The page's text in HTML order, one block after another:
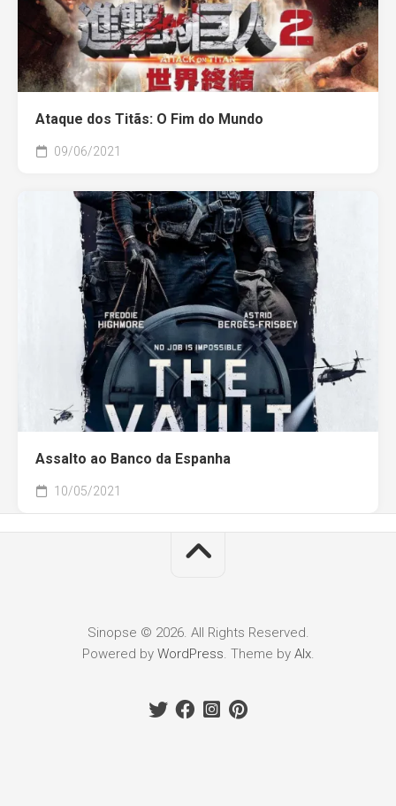
Ataque dos Titãs: O Fim do Mundo
09/06/2021
Assalto ao Banco da Espanha
10/05/2021
Sinopse © 2026. All Rights Reserved.
Powered by WordPress. Theme by Alx.